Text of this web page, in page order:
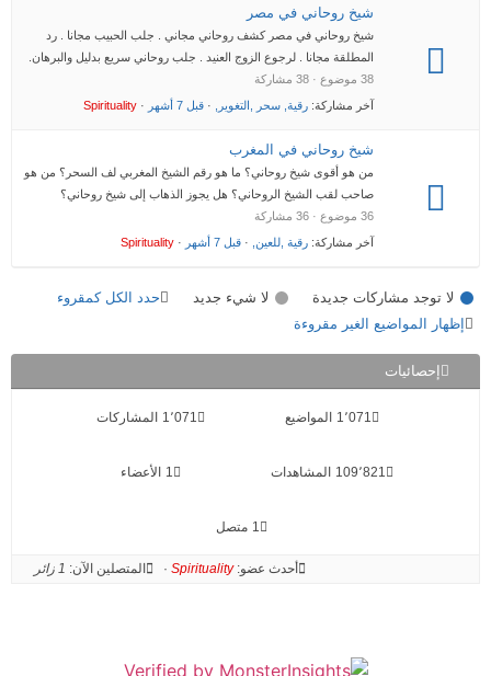
شيخ روحاني في مصر
شيخ روحاني في مصر كشف روحاني مجاني . جلب الحبيب مجانا . رد
المطلقة مجانا . لرجوع الزوج العنيد . جلب روحاني سريع بدليل والبرهان.
38 موضوع · 38 مشاركة
آخر مشاركة: رقية, سحر ,التغوير, · قبل 7 أشهر ·
Spirituality
شيخ روحاني في المغرب
من هو أقوى شيخ روحاني؟ ما هو رقم الشيخ المغربي لف السحر؟ من هو
صاحب لقب الشيخ الروحاني؟ هل يجوز الذهاب إلى شيخ روحاني؟
36 موضوع · 36 مشاركة
آخر مشاركة: رقية ,للعين, · قبل 7 أشهر ·
Spirituality
لا توجد مشاركات جديدة لا شيء جديد
حدد الكل كمقروء
إظهار المواضيع الغير مقروءة
إحصائيات
1٬071 المواضيع 1٬071 المشاركات
109٬821 المشاهدات 1 الأعضاء
1 متصل
أحدث عضو:Spirituality
· المتصلين الآن: 1 زائر